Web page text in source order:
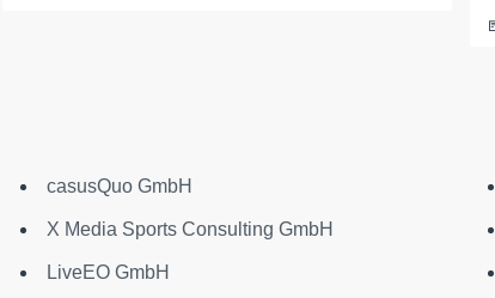
casusQuo GmbH
X Media Sports Consulting GmbH
LiveEO GmbH